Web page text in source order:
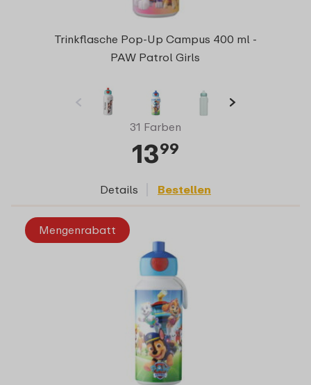
Trinkflasche Pop-Up Campus 400 ml -
PAW Patrol Girls
31 Farben
1399
Details Bestellen
Mengenrabatt